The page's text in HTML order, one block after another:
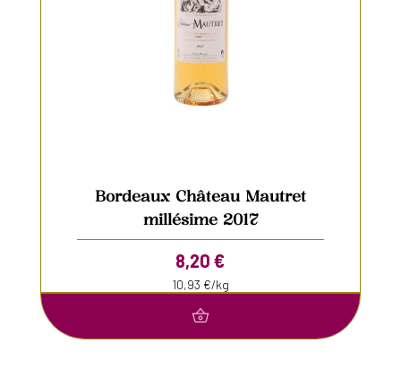
Bordeaux Château Mautret
millésime 2017
8,20€
10,93 €/kg